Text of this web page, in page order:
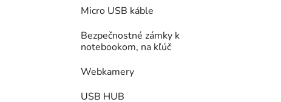
Micro USB káble
Bezpečnostné zámky k
notebookom, na kľúč
Webkamery
USB HUB